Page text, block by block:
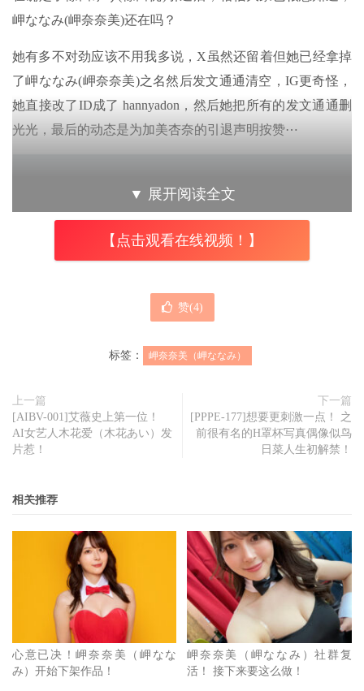
岬ななみ(岬奈奈美)还在吗？
她有多不对劲应该不用我多说，X虽然还留着但她已经拿掉
了岬ななみ(岬奈奈美)之名然后发文通通清空，IG更奇怪，
她直接改了ID成了 hannyadon，然后她把所有的发文通通删
光光，最后的动态是为加美杏奈的引退声明按赞⋯
我之前的判断是人还在但可能和经纪公司有摩擦，目前处于
关机状态(因为她连红龙酒店都不去了)，最好的状况就是她
更换经纪公司复出后再让社群活起来ー结果那天和经纪人聊
了才知道有些事和我判断的不太一样：
▼ 展开阅读全文
【点击观看在线视频！】
赞(4)
标签： 岬奈奈美（岬ななみ）
上一篇
[AIBV-001]艾薇史上第一位！
AI女艺人木花爱（木花あい）发
片惹！
下一篇
[PPPE-177]想要更刺激一点！ 之
前很有名的H罩杯写真偶像似鸟
日菜人生初解禁！
相关推荐
心意已决！岬奈奈美（岬なな
み）开始下架作品！
岬奈奈美（岬ななみ）社群复
活！ 接下来要这么做！